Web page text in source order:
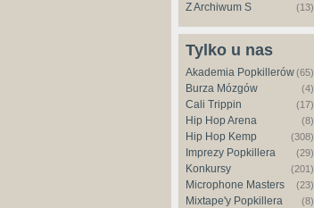
Z Archiwum S (13)
Tylko u nas
Akademia Popkillerów(65)
Burza Mózgów (4)
Cali Trippin (17)
Hip Hop Arena (8)
Hip Hop Kemp (308)
Imprezy Popkillera (29)
Konkursy (201)
Microphone Masters (23)
Mixtape'y Popkillera (8)